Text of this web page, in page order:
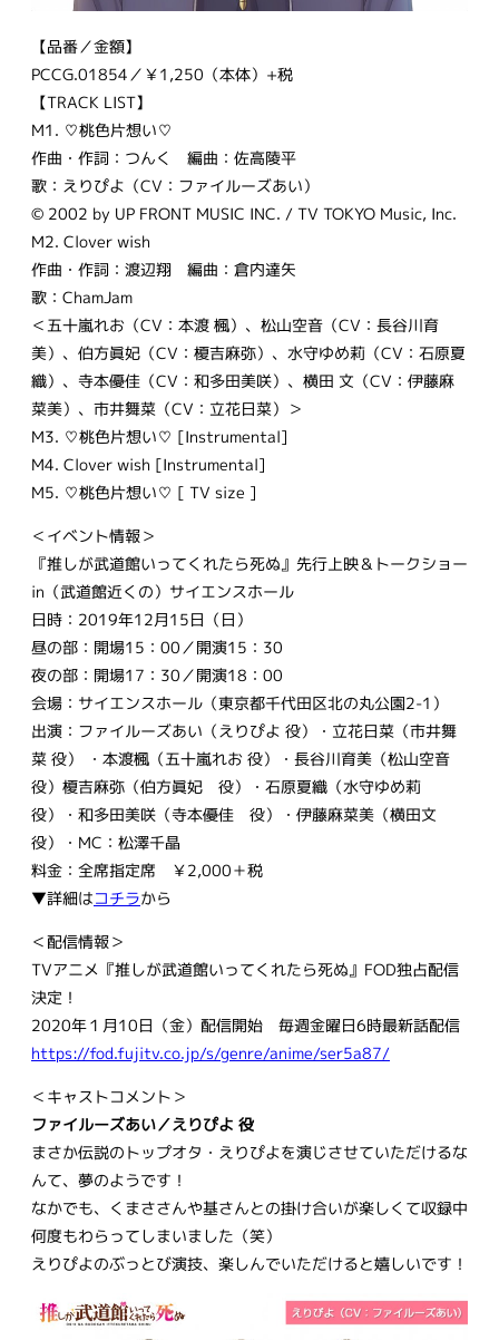
【品番／金額】
PCCG.01854／￥1,250（本体）+税
【TRACK LIST】
M1. ♡桃色片想い♡
作曲・作詞：つんく 編曲：佐高陵平
歌：えりぴよ（CV：ファイルーズあい）
© 2002 by UP FRONT MUSIC INC. / TV TOKYO Music, Inc.
M2. Clover wish
作曲・作詞：渡辺翔 編曲：倉内達矢
歌：ChamJam
＜五十嵐れお（CV：本渡 楓）、松山空音（CV：長谷川育
美）、伯方眞妃（CV：榎吉麻弥）、水守ゆめ莉（CV：石原夏
織）、寺本優佳（CV：和多田美咲）、横田 文（CV：伊藤麻
菜美）、市井舞菜（CV：立花日菜）＞
M3. ♡桃色片想い♡ [Instrumental]
M4. Clover wish [Instrumental]
M5. ♡桃色片想い♡ [ TV size ]
＜イベント情報＞
『推しが武道館いってくれたら死ぬ』先行上映＆トークショー
in（武道館近くの）サイエンスホール
日時：2019年12月15日（日）
昼の部：開場15：00／開演15：30
夜の部：開場17：30／開演18：00
会場：サイエンスホール（東京都千代田区北の丸公園2-1）
出演：ファイルーズあい（えりぴよ 役）・立花日菜（市井舞
菜 役） ・本渡楓（五十嵐れお 役）・長谷川育美（松山空音
役）榎吉麻弥（伯方眞妃 役）・石原夏織（水守ゆめ莉
役）・和多田美咲（寺本優佳 役）・伊藤麻菜美（横田文
役）・MC：松澤千晶
料金：全席指定席 ￥2,000＋税
▼詳細はコチラから
＜配信情報＞
TVアニメ『推しが武道館いってくれたら死ぬ』FOD独占配信
決定！
2020年１月10日（金）配信開始 毎週金曜日6時最新話配信
https://fod.fujitv.co.jp/s/genre/anime/ser5a87/
＜キャストコメント＞
ファイルーズあい／えりぴよ 役
まさか伝説のトップオタ・えりぴよを演じさせていただけるな
んて、夢のようです！
なかでも、くまささんや基さんとの掛け合いが楽しくて収録中
何度もわらってしまいました（笑）
えりぴよのぶっとび演技、楽しんでいただけると嬉しいです！